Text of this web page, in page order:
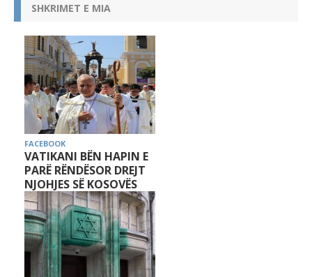
SHKRIMET E MIA
FACEBOOK
VATIKANI BËN HAPIN E
PARË RËNDËSOR DREJT
NJOHJES SË KOSOVËS